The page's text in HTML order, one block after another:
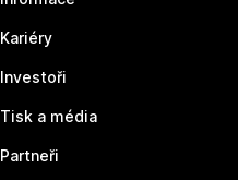
Kariéry
Investoři
Tisk a média
Partneři